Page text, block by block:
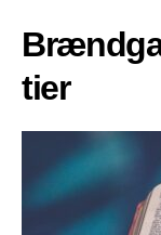
tier